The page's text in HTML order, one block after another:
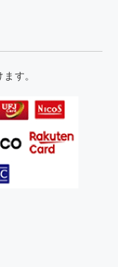
す。